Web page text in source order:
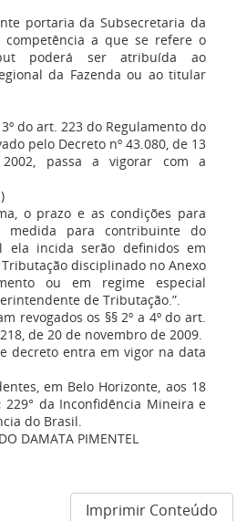
portaria da Subsecretaria da
competência a que se refere o
poderá ser atribuída ao
da Fazenda ou ao titular
do art. 223 do Regulamento do
pelo Decreto nº 43.080, de 13
passa a vigorar com a
o prazo e as condições para
medida para contribuinte do
ela incida serão definidos em
disciplinado no Anexo
ou em regime especial
de Tributação.”.
revogados os §§ 2º a 4º do art.
de 20 de novembro de 2009.
decreto entra em vigor na data
em Belo Horizonte, aos 18
da Inconfidência Mineira e
do Brasil.
DAMATA PIMENTEL
Imprimir Conteúdo